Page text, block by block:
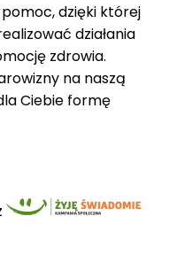
pomoc, dzięki której
działania
zdrowia.
na naszą
Ciebie formę